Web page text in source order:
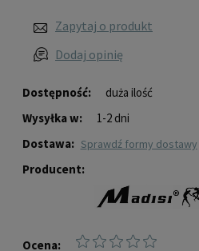
Dostępność:
duża ilość
Wysyłka w:
1-2 dni
Dostawa:
sprawdź formy dostawy
Producent:
Ocena:
Zapytaj o produkt
Dodaj opinię